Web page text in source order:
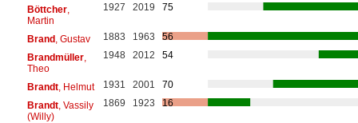
Böttcher,
Martin
1927 2019 75
Brand, Gustav 1883 1963
56
Brandmüller,
Theo
1948 2012 54
Brandt, Helmut 1931 2001
70
Brandt, Vassily
(Willy)
1869 1923 16